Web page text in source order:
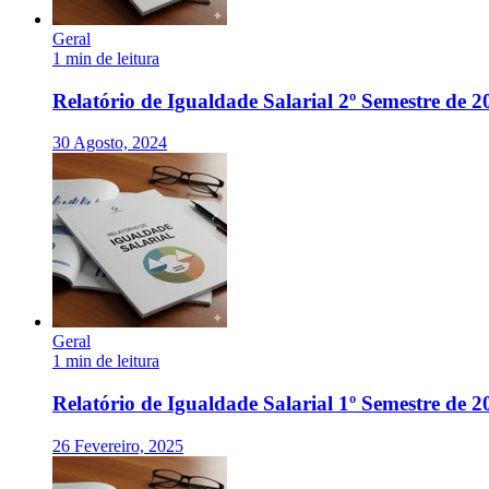
Geral
1 min de leitura
Relatório de Igualdade Salarial 2º Semestre de
30 Agosto, 2024
Geral
1 min de leitura
Relatório de Igualdade Salarial 1º Semestre de
26 Fevereiro, 2025